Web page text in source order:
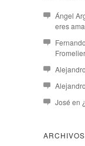
Ángel
eres
Alejandro
Alejandro
José en
ARCHIVOS